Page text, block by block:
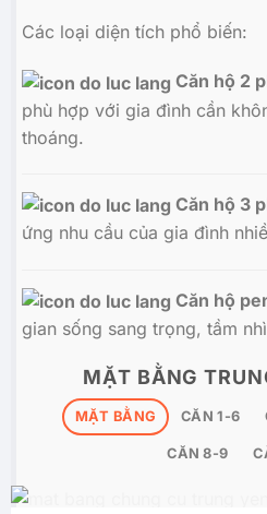
Các loại diện tích phổ biến:
Căn hộ 2
phù hợp với gia đình cần
thoáng.
Căn hộ 3
ứng nhu cầu của gia đình
Căn hộ
gian sống sang trọng, tầm
MẶT BẰNG
MẶT BẰNG CĂN 1-6
CĂN 8-9